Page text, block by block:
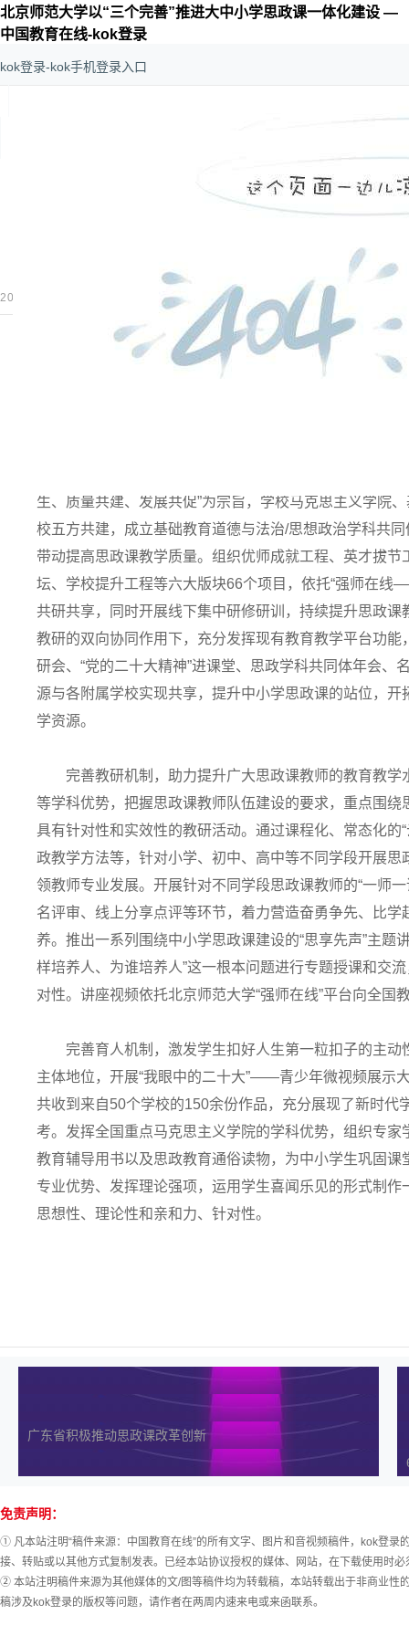
北京师范大学以“三个完善”推进大中小学思政课一体化建设 —
中国教育在线-kok登录
kok登录-kok手机登录入口
北京师范大学以“三个完善”
2023-06-05 13:56:00 北京师范大学 作者： kok登录-kok手机登
北京师范大学认真学习贯彻落实习近平总书记关于教
生、质量共建、发展共促”为宗旨，学校马克思主义学院
校五方共建，成立基础教育道德与法治/思想政治学科共
带动提高思政课教学质量。组织优师成就工程、英才拔
坛、学校提升工程等六大版块66个项目，依托“强师在
共研共享，同时开展线下集中研修研训，持续提升思政
教研的双向协同作用下，充分发挥现有教育教学平台功
研会、“党的二十大精神”进课堂、思政学科共同体年会
源与各附属学校实现共享，提升中小学思政课的站位，
学资源。
完善教研机制，助力提升广大思政课教师的教育教学
等学科优势，把握思政课教师队伍建设的要求，重点围
具有针对性和实效性的教研活动。通过课程化、常态化的
政教学方法等，针对小学、初中、高中等不同学段开展
领教师专业发展。开展针对不同学段思政课教师的“一师
名评审、线上分享点评等环节，着力营造奋勇争先、比
养。推出一系列围绕中小学思政课建设的“思享先声”主题
样培养人、为谁培养人”这一根本问题进行专题授课和交
对性。讲座视频依托北京师范大学“强师在线”平台向全国
完善育人机制，激发学生扣好人生第一粒扣子的主动
主体地位，开展“我眼中的二十大”——青少年微视频展示
共收到来自50个学校的150余份作品，充分展现了新时
考。发挥全国重点马克思主义学院的学科优势，组织专
教育辅导用书以及思政教育通俗读物，为中小学生巩固
专业优势、发挥理论强项，运用学生喜闻乐见的形式制
思想性、理论性和亲和力、针对性。
广东省积极推动思政课改革创新
免责声明：
① 凡本站注明“稿件来源：中国教育在线”的所有文字、图片和音视频稿件，kok登
接、转贴或以其他方式复制发表。已经本站协议授权的媒体、网站，在下载使用时
② 本站注明稿件来源为其他媒体的文/图等稿件均为转载稿，本站转载出于非商业性
稿涉及kok登录的版权等问题，请作者在两周内速来电或来函联系。